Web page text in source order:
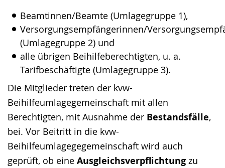
Beamtinnen/Beamte (Umlagegruppe 1),
Versorgungsempfängerinnen/
(Umlagegruppe 2) und
alle übrigen Beihilfeberechtigten, u. a.
Tarifbeschäftigte (Umlagegruppe 3).
Die Mitglieder treten der kvw-
Beihilfeumlagegemeinschaft mit allen
Berechtigten, mit Ausnahme der Bestandsfälle,
bei. Vor Beitritt in die kvw-
Beihilfeumlagegegemeinschaft wird auch
geprüft, ob eine Ausgleichsverpflichtung zu